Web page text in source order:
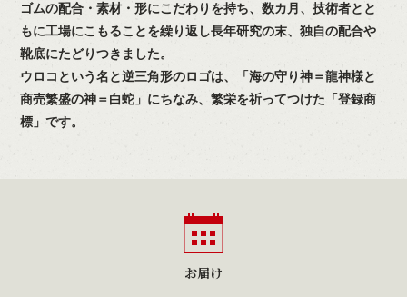
ゴムの配合・素材・形にこだわりを持ち、数カ月、技術者とと
もに工場にこもることを繰り返し長年研究の末、独自の配合や
靴底にたどりつきました。
ウロコという名と逆三角形のロゴは、「海の守り神＝龍神様と
商売繁盛の神＝白蛇」にちなみ、繁栄を祈ってつけた「登録商
標」です。
お届け